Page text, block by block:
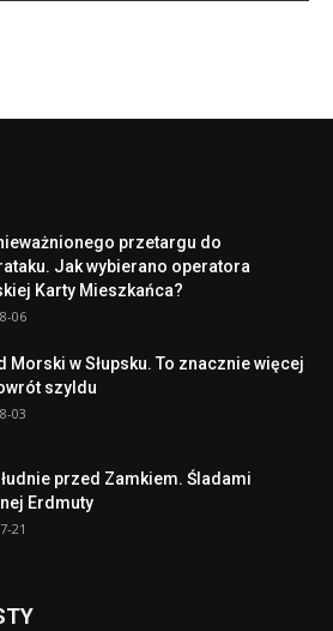
przetargu do
Jak wybierano operatora
Karty Mieszkańca?
06
Morski w Słupsku. To znacznie więcej
szyldu
03
przed Zamkiem. Śladami
Erdmuty
21